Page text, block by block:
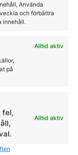
Använda
och förbättra
innehåll.
Alltid aktiv
på
fel,
Alltid aktiv